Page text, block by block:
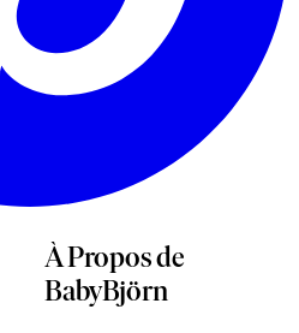
À Propos de
BabyBjörn